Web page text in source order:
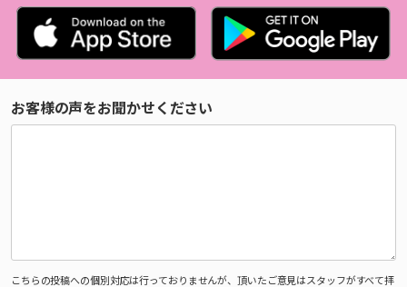
お客様の声をお聞かせください
こちらの投稿への個別対応は行っておりませんが、頂いたご意見はスタッフがすべて拝